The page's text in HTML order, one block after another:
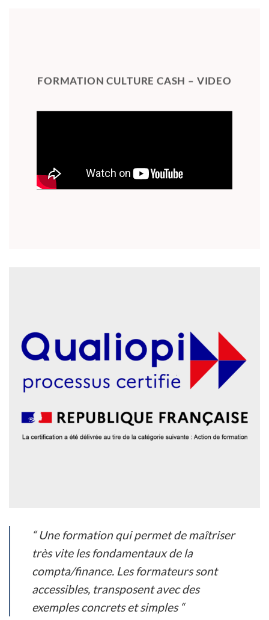
FORMATION CULTURE CASH – VIDEO
“ Une formation qui permet de maîtriser
très vite les fondamentaux de la
compta/finance. Les formateurs sont
accessibles, transposent avec des
exemples concrets et simples “